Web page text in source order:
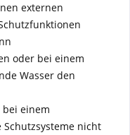
externen
oder bei einem
Wasser den
bei einem
nicht